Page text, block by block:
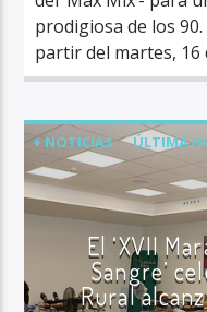
prodigiosa de los
partir del martes, 16
+ NOTICIAS ÚLTIMA
El ‘XVII
Sangre’
Rural